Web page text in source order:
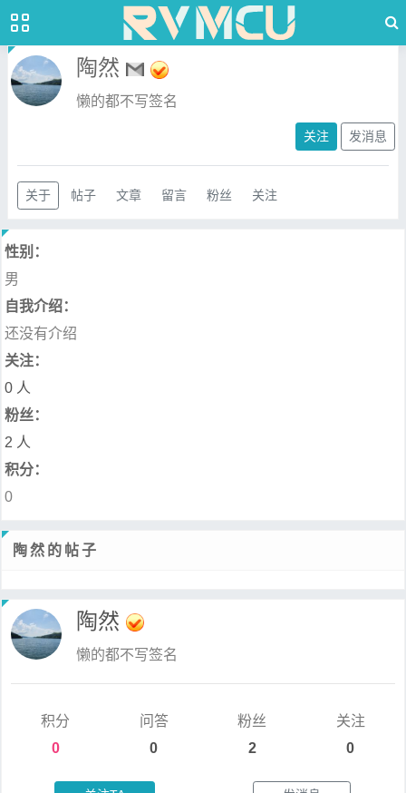
陶然
懒的都不写签名
关注 发消息
关于 帖子 文章 留言 粉丝 关注
性别：
男
自我介绍：
还没有介绍
关注：
0 人
粉丝：
2 人
积分：
0
陶然的帖子
陶然
懒的都不写签名
积分
0
问答
0
粉丝
2
关注
0